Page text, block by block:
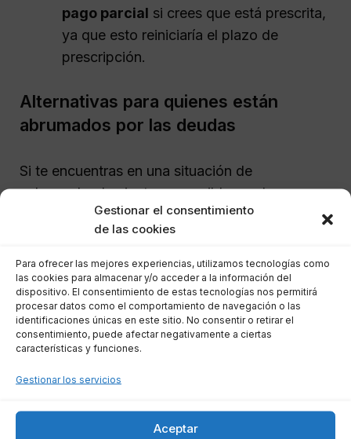
Gestionar el consentimiento
de las cookies
Para ofrecer las mejores experiencias, utilizamos tecnologías como
las cookies para almacenar y/o acceder a la información del
dispositivo. El consentimiento de estas tecnologías nos permitirá
procesar datos como el comportamiento de navegación o las
identificaciones únicas en este sitio. No consentir o retirar el
consentimiento, puede afectar negativamente a ciertas
características y funciones.
Gestionar los servicios
Aceptar
pago parcial si crees que está prescrita,
ya que esto reiniciaría el plazo de
prescripción.
Alternativas para quienes están
abrumados por las deudas
Si te encuentras en una situación de
sobreendeudamiento, es posible que los
acreedores inicien demandas y busquen
embargos sobre tu nómina, cuentas bancarias o
bienes. Sin embargo, existe una solución legal
que puede protegerte: laLey 25/2015,
conocida como laLey de Segunda
Oportunidad.
evitando así embargos y procedimientos
judiciales. Está diseñada para personas que